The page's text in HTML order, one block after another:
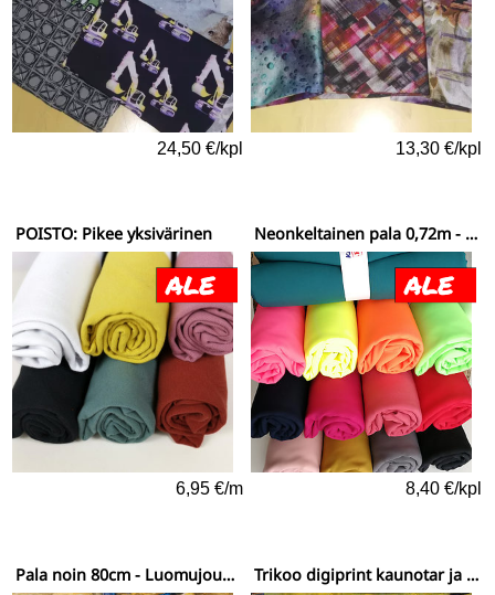
24,50 €/kpl 13,30 €/kpl
POISTO: Pikee yksivärinen
6,95 €/m
Neonkeltainen pala 0,72m - Softshell yksivärinen
8,40 €/kpl
Pala noin 80cm - Luomujoustocollege (digiprint) Lohikäärmeen luola värikäs Trikoo digiprint kaunotar ja hirviö - loppupala 0,58m